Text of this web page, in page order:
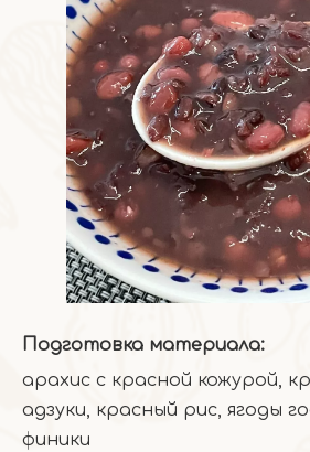
Подготовка материала:
арахис с красной кожурой,
адзуки, красный рис, ягоды
финики